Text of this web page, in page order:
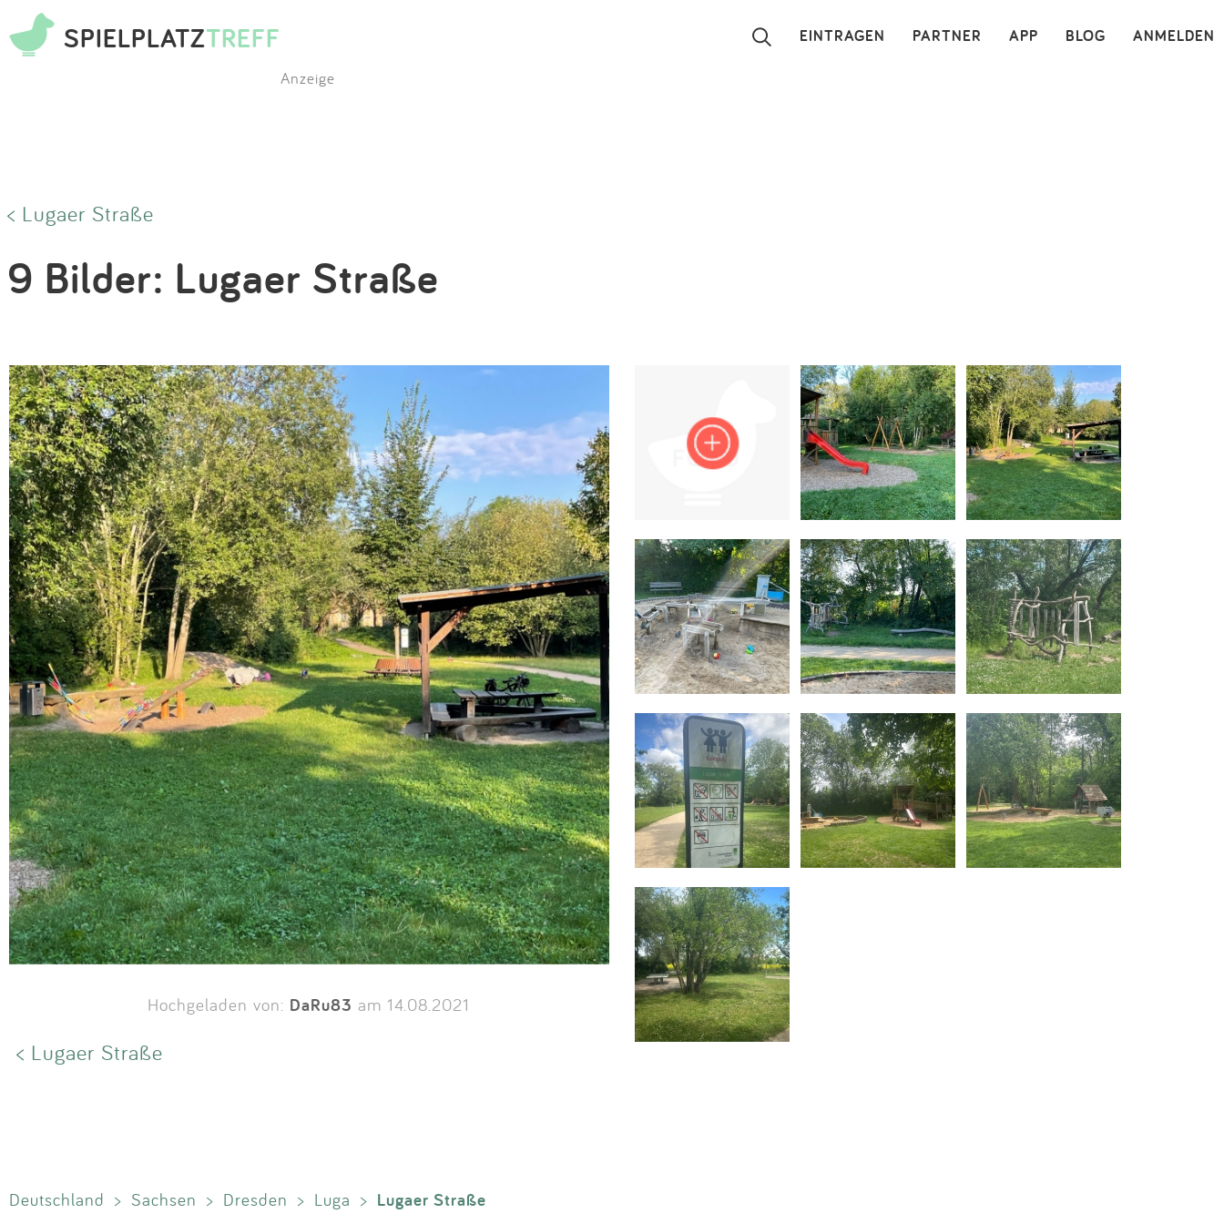
SPIELPLATZTREFF ANMELDEN
BLOG
APP
PARTNER
EINTRAGEN ×
Kontakt
Impressum
Anmelden
Anzeige
< Lugaer Straße
9 Bilder: Lugaer Straße
Hochgeladen von: DaRu83 am 14.08.2021
< Lugaer Straße
Deutschland > Sachsen > Dresden > Luga > Lugaer Straße